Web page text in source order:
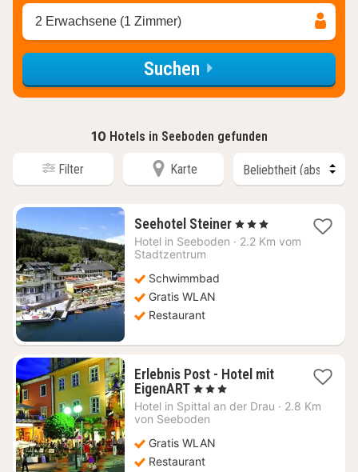
2 Erwachsene (1 Zimmer)
Suchen
10 Hotels in Seeboden gefunden
Filter Karte
Seehotel Steiner1
Nacht
, 3 Sterne
Hotel in Seeboden · 2.2 Km vom
Stadtzentrum
Schwimmbad
Gratis WLAN
Restaurant
Erlebnis Post - Hotel mit
EigenART1
Nacht
ab
€
, 3 Sterne
Hotel in Spittal an der Drau · 2.8 Km
von Seeboden
Gratis WLAN
Restaurant